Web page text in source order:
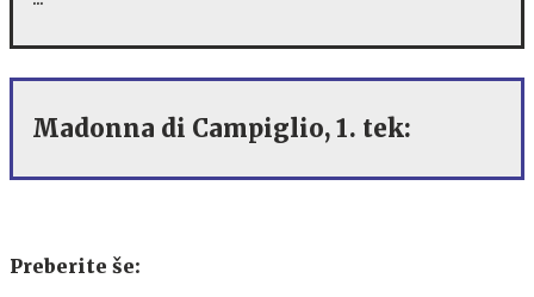
Madonna di Campiglio, 1. tek:
Preberite še: